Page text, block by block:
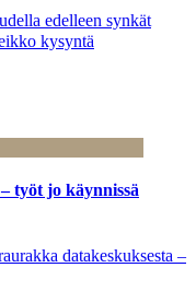
edelleen synkät
kysyntä
työt jo käynnissä
datakeskuksesta –